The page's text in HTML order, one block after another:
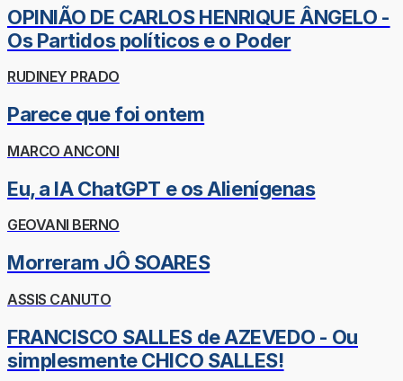
OPINIÃO DE CARLOS HENRIQUE ÂNGELO -
Os Partidos políticos e o Poder
RUDINEY PRADO
Parece que foi ontem
MARCO ANCONI
Eu, a IA ChatGPT e os Alienígenas
GEOVANI BERNO
Morreram JÔ SOARES
ASSIS CANUTO
FRANCISCO SALLES de AZEVEDO - Ou
simplesmente CHICO SALLES!